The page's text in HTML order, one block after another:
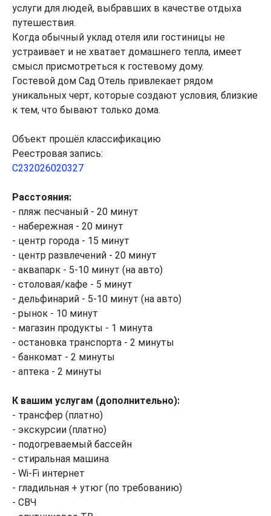
услуги для людей, выбравших в качестве отдыха
путешествия.
Когда обычный уклад отеля или гостиницы не
устраивает и не хватает домашнего тепла, имеет
смысл присмотреться к гостевому дому.
Гостевой дом Сад Отель привлекает рядом
уникальных черт, которые создают условия, близкие
к тем, что бывают только дома.
Объект прошёл классификацию
Реестровая запись:
С232026020327
Расстояния:
- пляж песчаный - 20 минут
- набережная - 20 минут
- центр города - 15 минут
- центр развлечений - 20 минут
- аквапарк - 5-10 минут (на авто)
- столовая/кафе - 5 минут
- дельфинарий - 5-10 минут (на авто)
- рынок - 10 минут
- магазин продукты - 1 минута
- остановка транспорта - 2 минуты
- банкомат - 2 минуты
- аптека - 2 минуты
К вашим услугам (дополнительно):
- трансфер (платно)
- экскурсии (платно)
- подогреваемый бассейн
- стиральная машина
- Wi-Fi интернет
- гладильная + утюг (по требованию)
- СВЧ